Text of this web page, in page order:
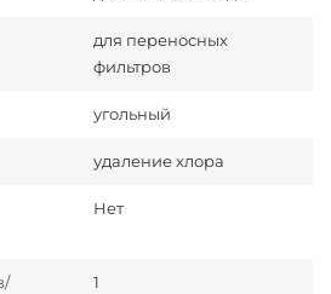
для переносных
фильтров
угольный
удаление хлора
Нет
1